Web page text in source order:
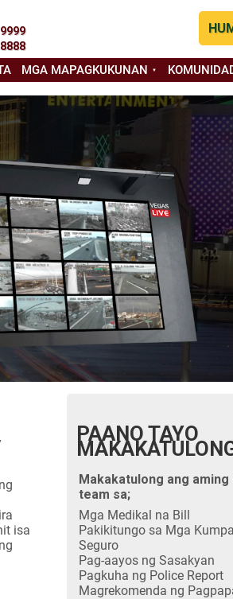
MGA MAPAGKUKUNAN
isa
PAANO TAYO
Makakatulong ang
team sa;
Mga Medikal na Bill
Pakikitungo sa Mga
Seguro
Pag-aayos ng Sasakyan
Pagkuha ng Police Report
Magrekomenda ng